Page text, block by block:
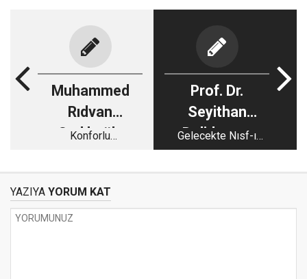
Muhammed
Rıdvan
Sadıkoğlu
Konforlu
Prof. Dr.
Seyithan
Deliduman
Gelecekte Nısf-ı
Meyyit Olmadan
YAZIYA YORUM KAT